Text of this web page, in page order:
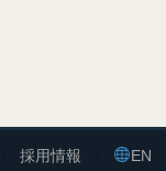
採用情報 EN